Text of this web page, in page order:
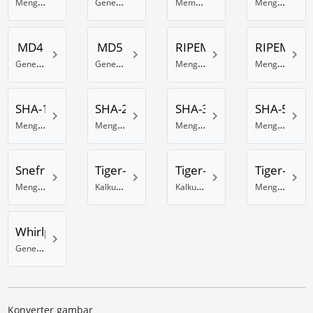
MD4
Generator MD4 online
MD5
Generator Hash MD5
RIPEMD-128
Menghasilkan hash RIPEMD 128 Bit
RIPEMD-
Menghitung hash RIPEMD-160
SHA-1
Menghasilkan hash SHA-1
SHA-256
Menghitung hash SHA dengan 256 bit
SHA-384
Menghasilkan hash SHA dengan 384 Bits
SHA-512
Menghasilkan hash SHA dengan 512 Bits
Snefru
Menghitung hash Snefru
Tiger-128
Kalkulator hash Tiger menggunakan 128 Bit
Tiger-160
Kalkulator hash Tiger 160 Bit
Tiger-192
Menghasilkan hash Tiger dengan 192 Bits
Whirlpool
Generator hash online Whirlpool
Konverter gambar